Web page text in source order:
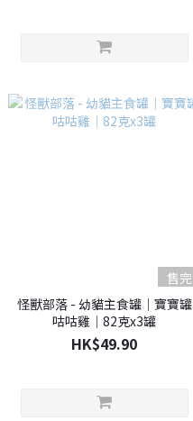
售完
怪獸部落 - 幼貓主食罐｜寶寶罐
咕咕雞｜82克x3罐
HK$49.90